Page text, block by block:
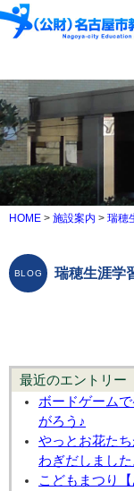
HOME > 施設案内 > 瑞穂
瑞穂生涯学
最近のエントリー
ボードゲーム
がろう♪
やっとお花たち
わぎだしました
こどもまつり